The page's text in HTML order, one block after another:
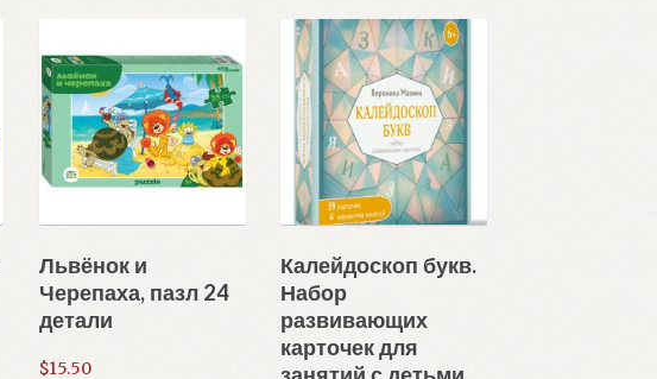
Львёнок и
Черепаха, пазл 24
детали
$15.50
Калейдоскоп букв.
Набор
развивающих
карточек для